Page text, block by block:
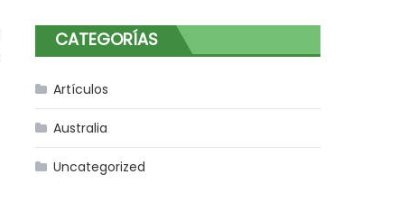
CATEGORÍAS
Artículos
Australia
Uncategorized